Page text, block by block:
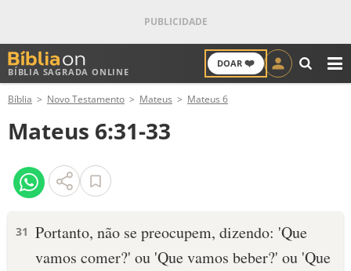
BÍBLIA SAGRADA ONLINE
DOAR ❤️
ANTIGO TESTAMENTO
NOVO TESTAMENTO
VERSÍCULOS
PALAVRA DO DIA
Bíblia Novo Testamento Mateus Mateus 6
Mateus 6:31-33
31 Portanto, não se preocupem, dizendo: 'Que
vamos comer?' ou 'Que vamos beber?' ou 'Que